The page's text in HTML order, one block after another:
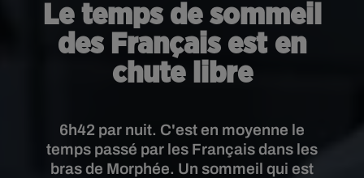
Le temps de sommeil
des Français est en
chute libre
6h42 par nuit. C'est en moyenne le
temps passé par les Français dans les
bras de Morphée. Un sommeil qui est